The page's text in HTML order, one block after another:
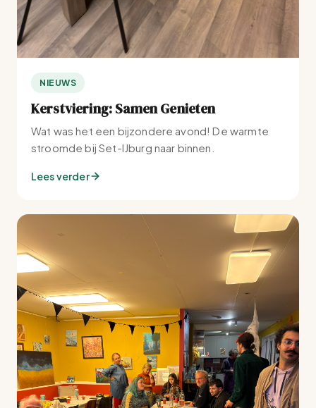
NIEUWS
Kerstviering: Samen Genieten
Wat was het een bijzondere avond! De warmte
stroomde bij Set-IJburg naar binnen.
Lees verder